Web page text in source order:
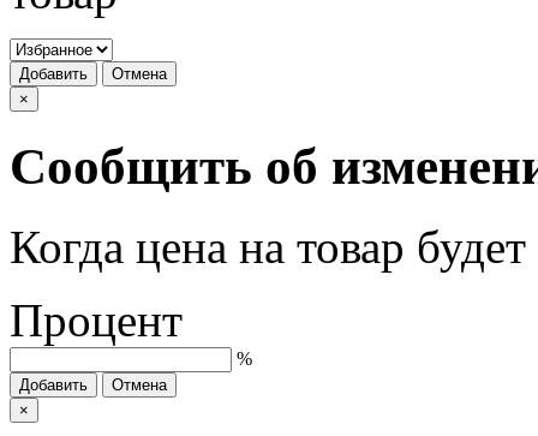
Добавить
Отмена
×
Сообщить об
Когда цена на товар
Процент
%
Добавить
Отмена
×